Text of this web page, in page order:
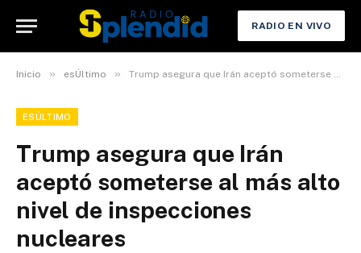
RADIO EN VIVO
Inicio » esÚltimo » Trump asegura que Irán aceptó someterse al más alto nivel de inspecciones nucleares
ESÚLTIMO
Trump asegura que Irán
aceptó someterse al más alto
nivel de inspecciones
nucleares